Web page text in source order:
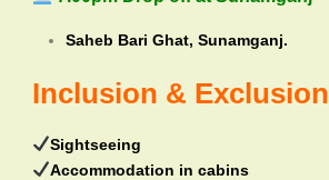
Saheb Bari Ghat, Sunamganj.
Inclusion & Exclusion
Sightseeing
Accommodation in cabins